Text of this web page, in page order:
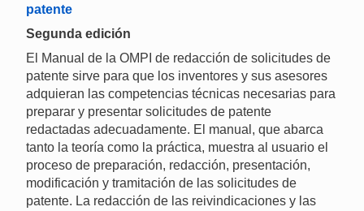
patente
Segunda edición
El Manual de la OMPI de redacción de solicitudes de
patente sirve para que los inventores y sus asesores
adquieran las competencias técnicas necesarias para
preparar y presentar solicitudes de patente
redactadas adecuadamente. El manual, que abarca
tanto la teoría como la práctica, muestra al usuario el
proceso de preparación, redacción, presentación,
modificación y tramitación de las solicitudes de
patente. La redacción de las reivindicaciones y las